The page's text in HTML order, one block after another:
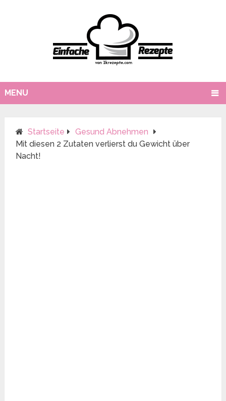
MENU
Startseite
Gesund Abnehmen
Mit diesen 2 Zutaten verlierst du Gewicht über
Nacht!